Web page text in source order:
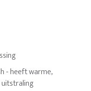
- heeft warme,